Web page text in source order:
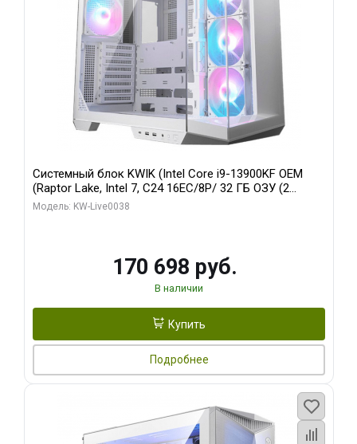
Системный блок KWIK (Intel Core i9-13900KF OEM
(Raptor Lake, Intel 7, C24 16EC/8P/ 32 ГБ ОЗУ (2
модуля)/ Gigabyte RX9070XT GAMING OC 16GB GDDR6
Модель: KW-Live0038
170 698 руб.
В наличии
Купить
Подробнее